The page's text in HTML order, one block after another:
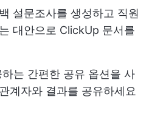
설문조사를 생성하고 직원
대안으로 ClickUp 문서를
는 간편한 공유 옵션을 사
계자와 결과를 공유하세요